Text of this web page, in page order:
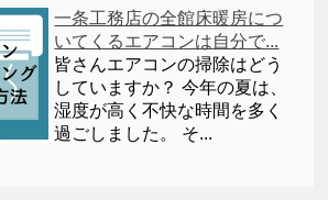
一条工務店の全館床暖房につ
いてくるエアコンは自分で...
皆さんエアコンの掃除はどう
していますか？ 今年の夏は、
湿度が高く不快な時間を多く
過ごしました。 そ...